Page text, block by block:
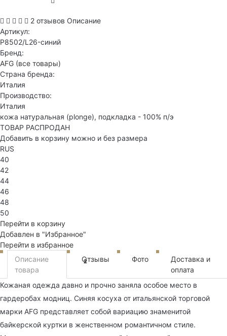
2 отзывов Описание
Артикул:
P8502/L26-синий
Бренд:
AFG (все товары)
Страна бренда:
Италия
Производство:
Италия
кожа натуральная (plonge), подкладка - 100% п/э
ТОВАР РАСПРОДАН
Добавить в корзину можно и без размера
RUS
40
42
44
46
48
50
Перейти в корзину
Добавлен в "Избранное"
Перейти в избранное
Описание
товара
Отзывы
2 Фото
Доставка и
оплата
Кожаная одежда давно и прочно заняла особое место в
гардеробах модниц. Синяя косуха от итальянской торговой
марки AFG представляет собой вариацию знаменитой
байкерской куртки в женственном романтичном стиле.